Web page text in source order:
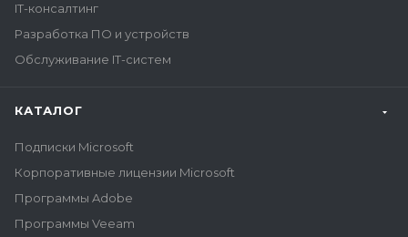
IT-консалтинг
Разработка ПО и устройств
Обслуживание IT-систем
КАТАЛОГ
Подписки Microsoft
Корпоративные лицензии Microsoft
Программы Adobe
Программы Veeam